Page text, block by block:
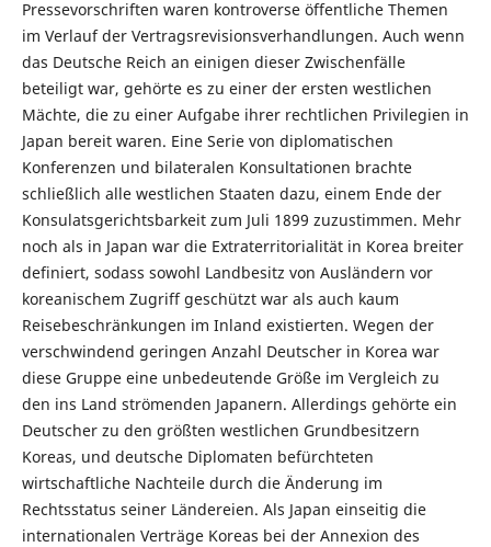
Pressevorschriften waren kontroverse öffentliche Themen
im Verlauf der Vertragsrevisionsverhandlungen. Auch wenn
das Deutsche Reich an einigen dieser Zwischenfälle
beteiligt war, gehörte es zu einer der ersten westlichen
Mächte, die zu einer Aufgabe ihrer rechtlichen Privilegien in
Japan bereit waren. Eine Serie von diplomatischen
Konferenzen und bilateralen Konsultationen brachte
schließlich alle westlichen Staaten dazu, einem Ende der
Konsulatsgerichtsbarkeit zum Juli 1899 zuzustimmen. Mehr
noch als in Japan war die Extraterritorialität in Korea breiter
definiert, sodass sowohl Landbesitz von Ausländern vor
koreanischem Zugriff geschützt war als auch kaum
Reisebeschränkungen im Inland existierten. Wegen der
verschwindend geringen Anzahl Deutscher in Korea war
diese Gruppe eine unbedeutende Größe im Vergleich zu
den ins Land strömenden Japanern. Allerdings gehörte ein
Deutscher zu den größten westlichen Grundbesitzern
Koreas, und deutsche Diplomaten befürchteten
wirtschaftliche Nachteile durch die Änderung im
Rechtsstatus seiner Ländereien. Als Japan einseitig die
internationalen Verträge Koreas bei der Annexion des